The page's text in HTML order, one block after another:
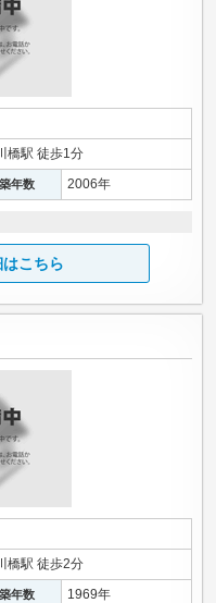
橋駅 徒歩1分
築年数 2006年
こちら
橋駅 徒歩2分
築年数 1969年